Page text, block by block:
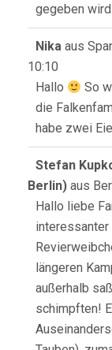
gegeben
Nika aus
10:10
Hallo
So
die
habe zwei
Stefan
Berlin) aus
Hallo liebe
interessanter
längeren
außerhalb
schimpften!